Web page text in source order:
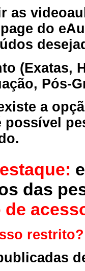
as
do
(Exatas,
Pós-
a
das
restrito?